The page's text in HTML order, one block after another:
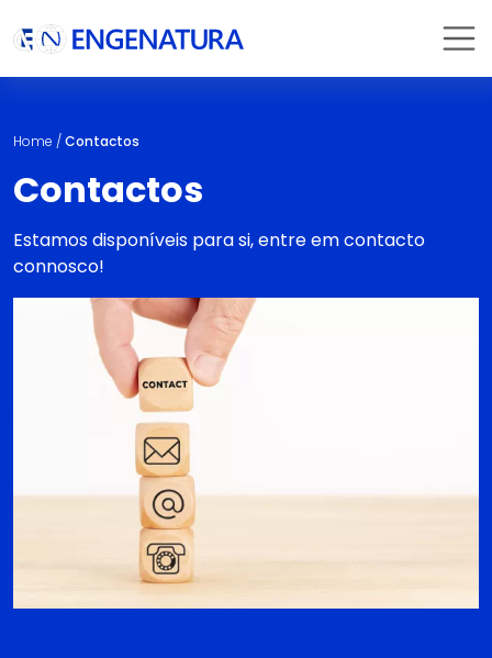
Home /Contactos
Contactos
Estamos disponíveis para si, entre em contacto
connosco!